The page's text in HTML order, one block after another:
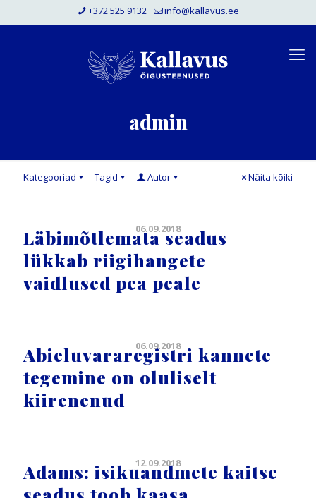
+372 525 9132 info@kallavus.ee
admin
Kategooriad Tagid Autor Näita kõiki
06.09.2018
Läbimõtlemata seadus
lükkab riigihangete
vaidlused pea peale
06.09.2018
Abieluvararegistri kannete
tegemine on oluliselt
kiirenenud
12.09.2018
Adams: isikuandmete kaitse